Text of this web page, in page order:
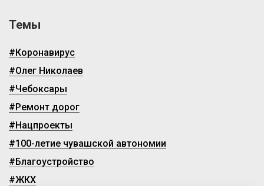
Темы
#Коронавирус
#Олег Николаев
#Чебоксары
#Ремонт дорог
#Нацпроекты
#100-летие чувашской автономии
#Благоустройство
#ЖКХ